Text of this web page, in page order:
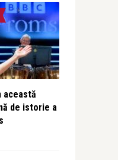
această
de istorie a